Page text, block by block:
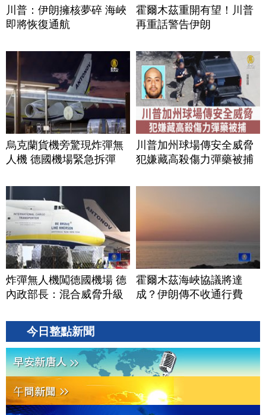
川普：伊朗擁核夢碎 海峽
即將恢復通航
霍爾木茲重開有望！川普
再重話警告伊朗
烏克蘭貨機旁驚現炸彈無
人機 德國機場緊急拆彈
川普加州球場傳安全威脅
犯嫌藏高殺傷力彈藥被捕
炸彈無人機闖德國機場 德
內政部長：混合威脅升級
霍爾木茲海峽協議將達
成？伊朗傳不收通行費
今日整點新聞